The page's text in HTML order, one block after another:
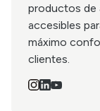
productos de
accesibles
máximo
clientes.